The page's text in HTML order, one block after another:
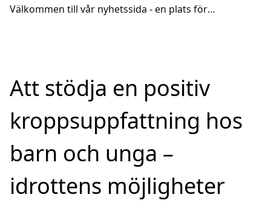
Välkommen till vår nyhetssida - en plats för
Att stödja en positiv
kroppsuppfattning hos
barn och unga –
idrottens möjligheter